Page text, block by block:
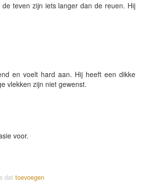
teven zijn iets langer dan de reuen. Hij
en voelt hard aan. Hij heeft een dikke
vlekken zijn niet gewenst.
voor.
dat toevoegen